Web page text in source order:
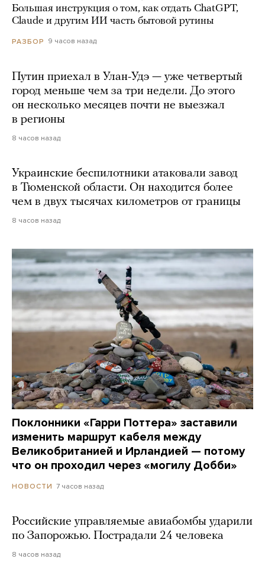
Большая инструкция о том, как отдать ChatGPT,
Claude и другим ИИ часть бытовой рутины
РАЗБОР 9 часов назад
Путин приехал в Улан-Удэ — уже четвертый
город меньше чем за три недели. До этого
он несколько месяцев почти не выезжал
в регионы
8 часов назад
Украинские беспилотники атаковали завод
в Тюменской области. Он находится более
чем в двух тысячах километров от границы
8 часов назад
Поклонники «Гарри Поттера» заставили
изменить маршрут кабеля между
Великобританией и Ирландией — потому
что он проходил через «могилу Добби»
НОВОСТИ 7 часов назад
Российские управляемые авиабомбы ударили
по Запорожью. Пострадали 24 человека
8 часов назад